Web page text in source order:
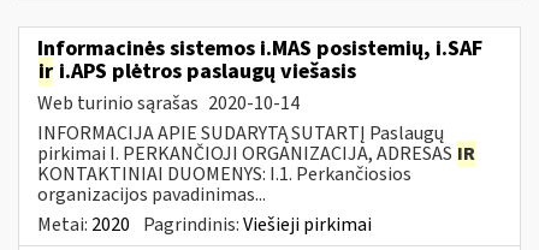
Informacinės sistemos i.MAS posistemių, i.SAF
ir i.APS plėtros paslaugų viešasis
Web turinio sąrašas 2020-10-14
INFORMACIJA APIE SUDARYTĄ SUTARTĮ Paslaugų
pirkimai I. PERKANČIOJI ORGANIZACIJA, ADRESAS IR
KONTAKTINIAI DUOMENYS: I.1. Perkančiosios
organizacijos pavadinimas...
Metai: 2020 Pagrindinis:Viešieji pirkimai